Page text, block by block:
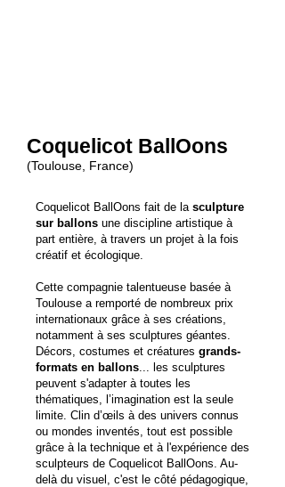
Coquelicot BallOons
(Toulouse, France)
Coquelicot BallOons fait de la sculpture
sur ballons une discipline artistique à
part entière, à travers un projet à la fois
créatif et écologique.
Cette compagnie talentueuse basée à
Toulouse a remporté de nombreux prix
internationaux grâce à ses créations,
notamment à ses sculptures géantes.
Décors, costumes et créatures grands-
formats en ballons... les sculptures
peuvent s'adapter à toutes les
thématiques, l’imagination est la seule
limite. Clin d’œils à des univers connus
ou mondes inventés, tout est possible
grâce à la technique et à l'expérience des
sculpteurs de Coquelicot BallOons. Au-
delà du visuel, c'est le côté pédagogique,